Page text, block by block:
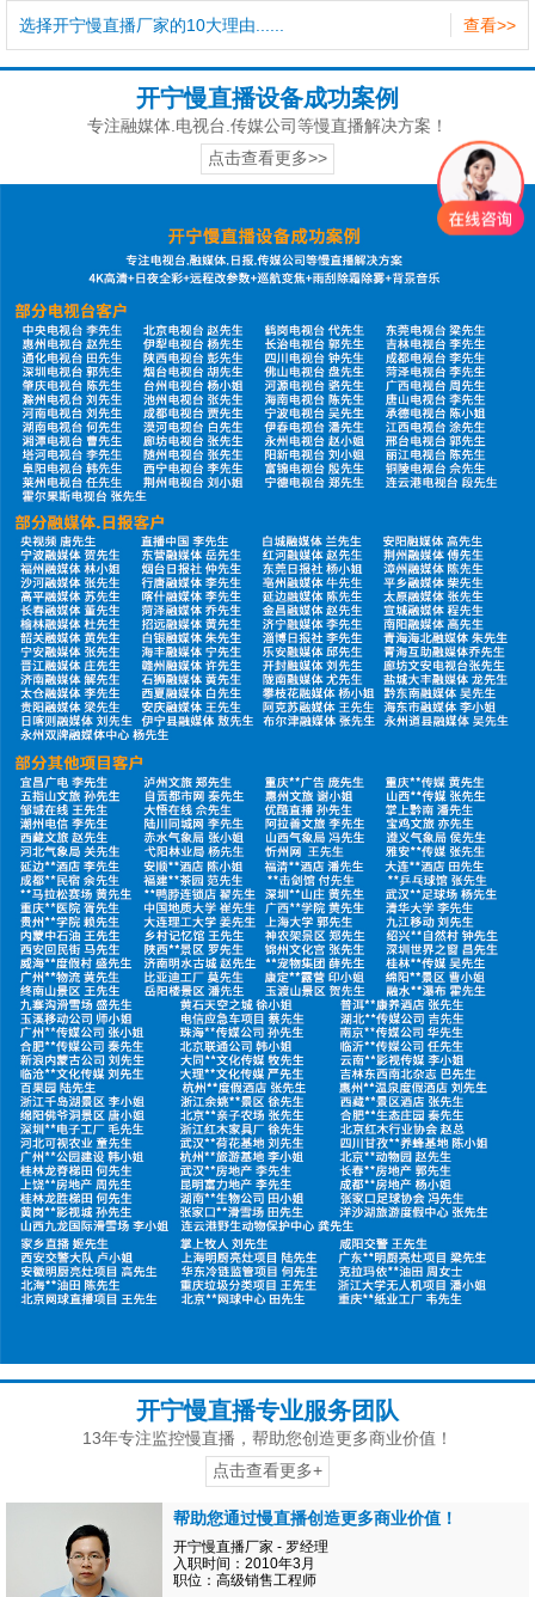
查看>>
选择开宁慢直播厂家的10大理由......
开宁慢直播设备成功案例
专注融媒体.电视台.传媒公司等慢直播解决方案！
点击查看更多>>
开宁慢直播专业服务团队
13年专注监控慢直播，帮助您创造更多商业价值！
点击查看更多+
帮助您通过慢直播创造更多商业价值！
开宁慢直播厂家 - 罗经理
入职时间：2010年3月
职位：高级销售工程师